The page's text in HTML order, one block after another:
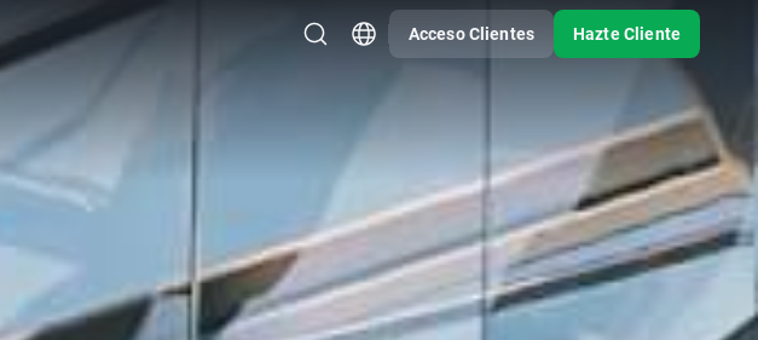
Acceso Clientes Hazte Cliente